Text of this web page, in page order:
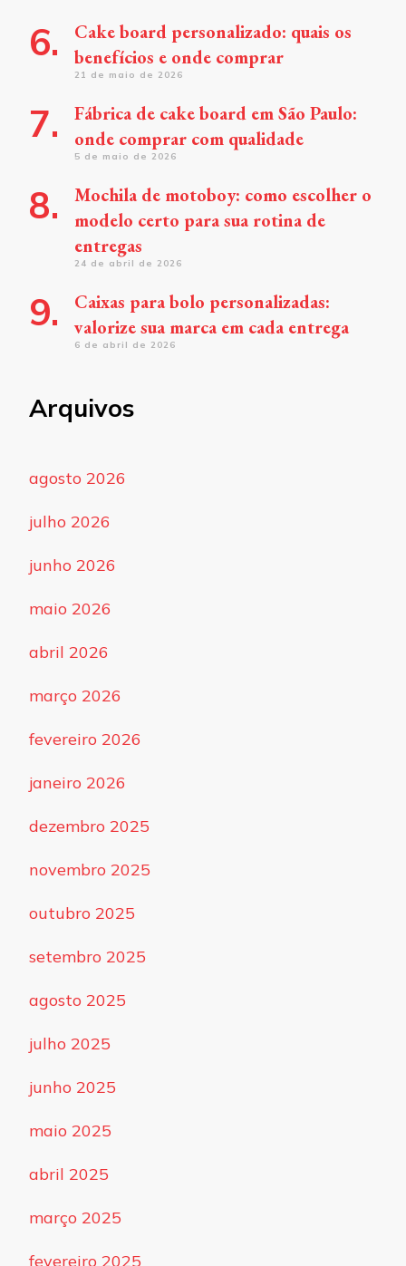
Cake board personalizado: quais os
benefícios e onde comprar
21 de maio de 2026
Fábrica de cake board em São Paulo:
onde comprar com qualidade
5 de maio de 2026
Mochila de motoboy: como escolher o
modelo certo para sua rotina de
entregas
24 de abril de 2026
Caixas para bolo personalizadas:
valorize sua marca em cada entrega
6 de abril de 2026
Arquivos
agosto 2026
julho 2026
junho 2026
maio 2026
abril 2026
março 2026
fevereiro 2026
janeiro 2026
dezembro 2025
novembro 2025
outubro 2025
setembro 2025
agosto 2025
julho 2025
junho 2025
maio 2025
abril 2025
março 2025
fevereiro 2025